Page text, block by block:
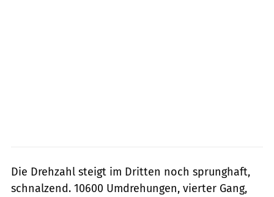
Die Drehzahl steigt im Dritten noch sprunghaft,
schnalzend. 10600 Umdrehungen, vierter Gang,